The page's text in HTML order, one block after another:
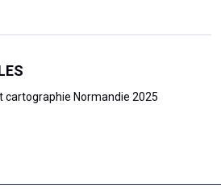
cartographie Normandie 2025